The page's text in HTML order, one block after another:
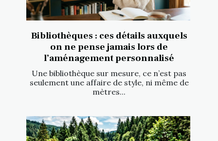
Bibliothèques : ces détails auxquels
on ne pense jamais lors de
l’aménagement personnalisé
Une bibliothèque sur mesure, ce n’est pas
seulement une affaire de style, ni même de
mètres...